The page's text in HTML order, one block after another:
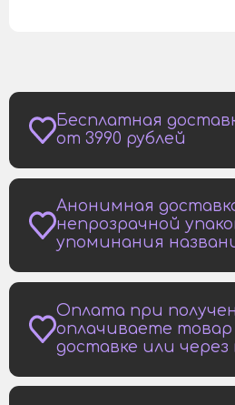
Бесплатная
от 3990 рублей
Анонимная
непрозрачной
упоминания
Оплата при
оплачиваете товар
доставке или